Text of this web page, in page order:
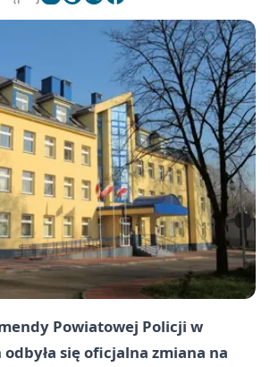
Powiatowej Policji w
się oficjalna zmiana na